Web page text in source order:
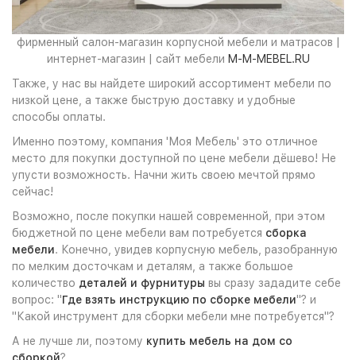
фирменный салон-магазин корпусной мебели и матрасов |
интернет-магазин | сайт мебели M-M-MEBEL.RU
Также, у нас вы найдете широкий ассортимент мебели по
низкой цене, а также быструю доставку и удобные
способы оплаты.
Именно поэтому, компания 'Моя Мебель' это отличное
место для покупки доступной по цене мебели дёшево! Не
упусти возможность. Начни жить своею мечтой прямо
сейчас!
Возможно, после покупки нашей современной, при этом
бюджетной по цене мебели вам потребуется сборка
мебели. Конечно, увидев корпусную мебель, разобранную
по мелким досточкам и деталям, а также большое
количество деталей и фурнитуры вы сразу зададите себе
вопрос: "Где взять инструкцию по сборке мебели"? и
"Какой инструмент для сборки мебели мне потребуется"?
А не лучше ли, поэтому купить мебель на дом со
сборкой?